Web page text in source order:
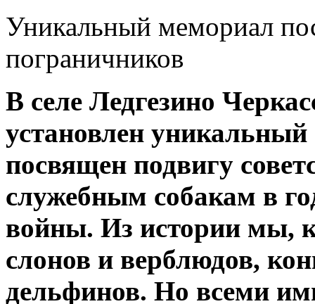
Уникальный мемориал
пограничников
В селе Ледгезино
установлен
посвящен подвигу
служебным собакам в
войны. Из истории мы,
слонов и верблюдов,
дельфинов. Но всеми